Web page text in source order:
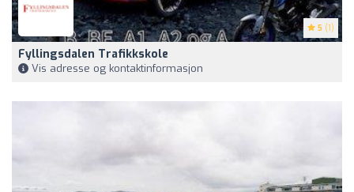
5 (1)
Fyllingsdalen Trafikkskole
Vis adresse og kontaktinformasjon